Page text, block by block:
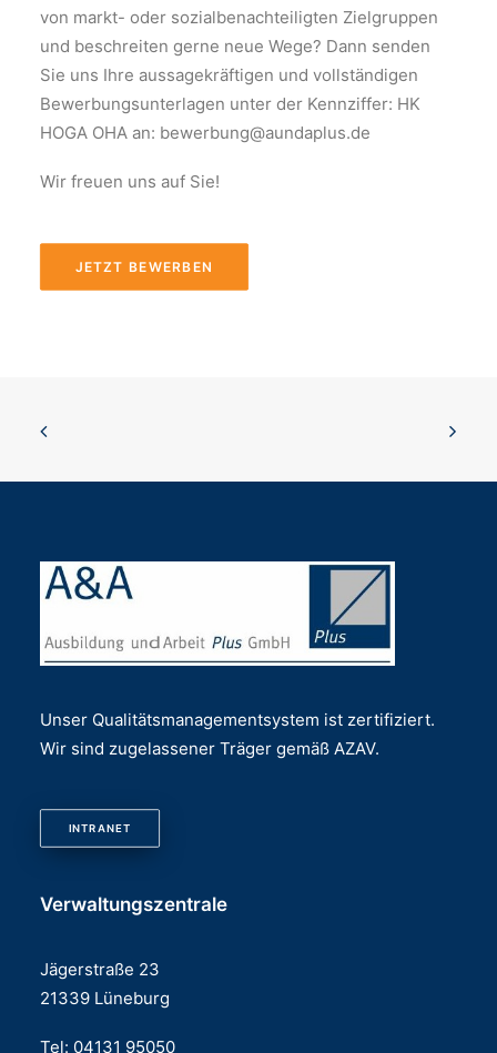
von markt- oder sozialbenachteiligten Zielgruppen
und beschreiten gerne neue Wege? Dann senden
Sie uns Ihre aussagekräftigen und vollständigen
Bewerbungsunterlagen unter der Kennziffer: HK
HOGA OHA an: bewerbung@aundaplus.de
Wir freuen uns auf Sie!
JETZT BEWERBEN
Unser Qualitätsmanagementsystem ist zertifiziert.
Wir sind zugelassener Träger gemäß AZAV.
INTRANET
Verwaltungszentrale
Jägerstraße 23
21339 Lüneburg
Tel: 04131 95050